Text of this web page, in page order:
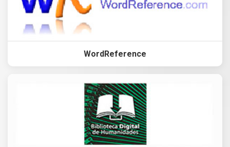
WordReference